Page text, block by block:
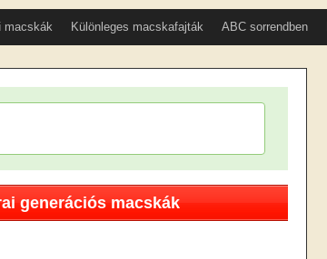
macskák Különleges macskafajták ABC sorrendben
generációs macskák